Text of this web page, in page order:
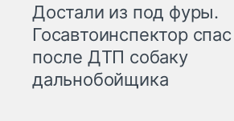
Достали из под фуры.
Госавтоинспектор спас
после ДТП собаку
дальнобойщика